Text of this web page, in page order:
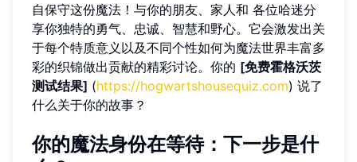
自保守这份魔法！与你的朋友、家人和 各位哈迷分
享你独特的勇气、忠诚、智慧和野心。它会激发出关
于每个特质意义以及不同个性如何为魔法世界丰富多
彩的织锦做出贡献的精彩讨论。你的 [免费霍格沃茨
测试结果] (https://hogwartshousequiz.com) 说了
什么关于你的故事？
你的魔法身份在等待：下一步是什